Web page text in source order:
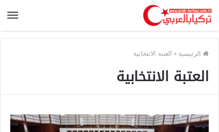
الرئيسية » العتبة الانتخابية
العتبة الانتخابية